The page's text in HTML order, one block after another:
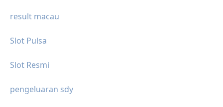
result macau
Slot Pulsa
Slot Resmi
pengeluaran sdy